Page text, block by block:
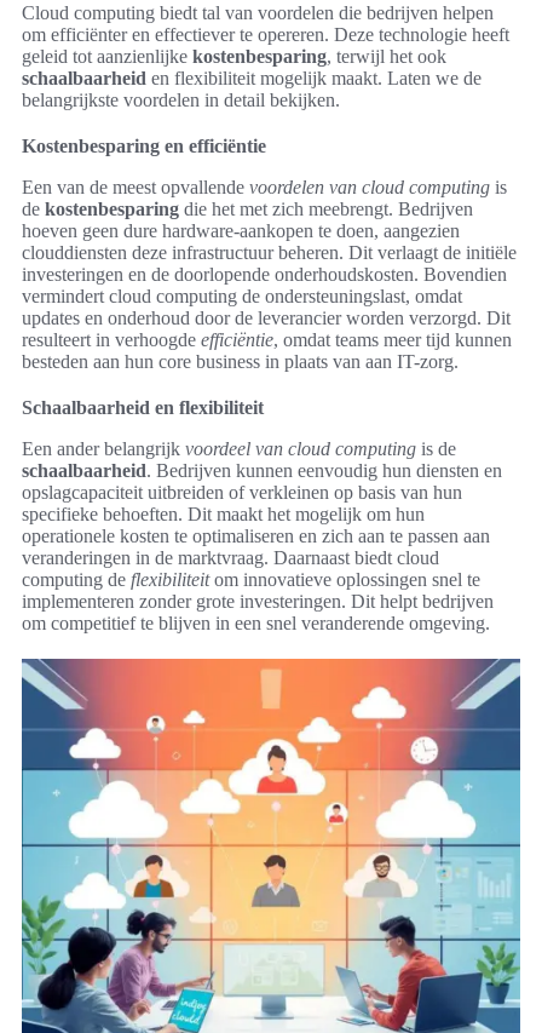
Cloud computing biedt tal van voordelen die bedrijven helpen
om efficiënter en effectiever te opereren. Deze technologie heeft
geleid tot aanzienlijke kostenbesparing, terwijl het ook
schaalbaarheid en flexibiliteit mogelijk maakt. Laten we de
belangrijkste voordelen in detail bekijken.
Kostenbesparing en efficiëntie
Een van de meest opvallende voordelen van cloud computing is
de kostenbesparing die het met zich meebrengt. Bedrijven
hoeven geen dure hardware-aankopen te doen, aangezien
clouddiensten deze infrastructuur beheren. Dit verlaagt de initiële
investeringen en de doorlopende onderhoudskosten. Bovendien
vermindert cloud computing de ondersteuningslast, omdat
updates en onderhoud door de leverancier worden verzorgd. Dit
resulteert in verhoogde efficiëntie, omdat teams meer tijd kunnen
besteden aan hun core business in plaats van aan IT-zorg.
Schaalbaarheid en flexibiliteit
Een ander belangrijk voordeel van cloud computing is de
schaalbaarheid. Bedrijven kunnen eenvoudig hun diensten en
opslagcapaciteit uitbreiden of verkleinen op basis van hun
specifieke behoeften. Dit maakt het mogelijk om hun
operationele kosten te optimaliseren en zich aan te passen aan
veranderingen in de marktvraag. Daarnaast biedt cloud
computing de flexibiliteitom innovatieve oplossingen snel te
implementeren zonder grote investeringen. Dit helpt bedrijven
om competitief te blijven in een snel veranderende omgeving.